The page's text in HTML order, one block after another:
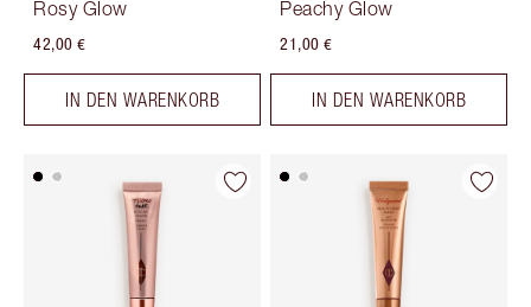
Rosy Glow
42,00 €
IN DEN WARENKORB
Peachy Glow
21,00 €
IN DEN WARENKORB